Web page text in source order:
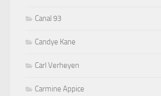
Canal 93
Candye Kane
Carl Verheyen
Carmine Appice